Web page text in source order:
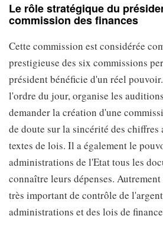
Le rôle stratégique du
commission des finances
Cette commission est considérée
prestigieuse des six commissions
président bénéficie d'un réel
l'ordre du jour, organise les
demander la création d'une
de doute sur la sincérité des chiffres
textes de lois. Il a également le
administrations de l'Etat tous les
connaître leurs dépenses.
très important de contrôle de
administrations et des lois de